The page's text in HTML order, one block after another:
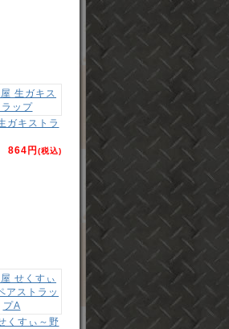
ガキストラ
864円(税込)
くすぃ～野